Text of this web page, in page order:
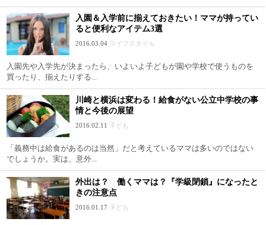
入園＆入学前に揃えておきたい！ママが持ってい
ると便利なアイテム3選
2016.03.04 ライフスタイル
入園先や入学先が決まったら、いよいよ子どもが園や学校で使うものを
買ったり、揃えたりする...
川崎と横浜は変わる！給食がない公立中学校の事
情と今後の展望
2016.02.11 子ども
「義務中は給食があるのは当然」だと考えているママは多いのではない
でしょうか。実は、意外...
外出は？ 働くママは？『学級閉鎖』になったと
きの注意点
2016.01.17 子ども